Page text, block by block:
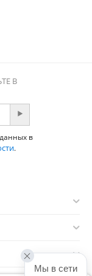
В
в
.
Мы в сети